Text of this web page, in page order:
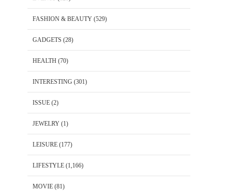
FASHION & BEAUTY (529)
GADGETS (28)
HEALTH (70)
INTERESTING (301)
ISSUE (2)
JEWELRY (1)
LEISURE (177)
LIFESTYLE (1,166)
MOVIE (81)